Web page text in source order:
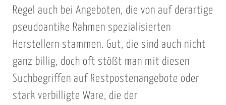
Regel auch bei Angeboten, die von auf derartige
pseudoantike Rahmen spezialisierten
Herstellern stammen. Gut, die sind auch nicht
ganz billig, doch oft stößt man mit diesen
Suchbegriffen auf Restpostenangebote oder
stark verbilligte Ware, die der